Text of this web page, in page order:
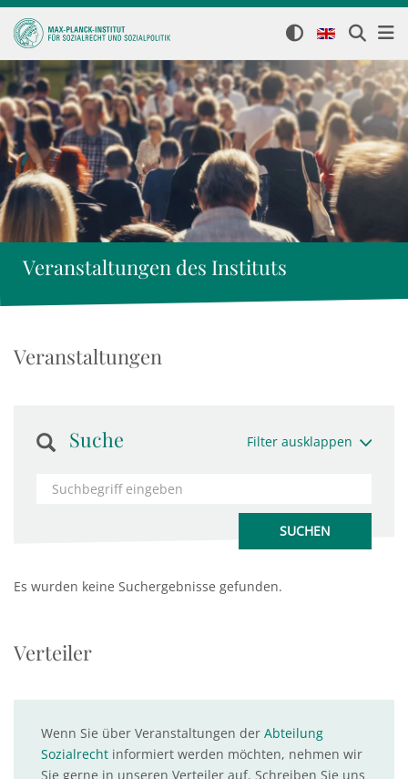
Veranstaltungen des Instituts
Veranstaltungen
Suche Filter ausklappen
Es wurden keine Suchergebnisse gefunden.
Verteiler
Wenn Sie über Veranstaltungen der Abteilung
Sozialrecht informiert werden möchten, nehmen wir
Sie gerne in unseren Verteiler auf. Schreiben Sie uns